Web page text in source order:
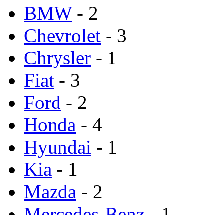
BMW- 2
Chevrolet - 3
Chrysler - 1
Fiat - 3
Ford - 2
Honda - 4
Hyundai - 1
Kia - 1
Mazda - 2